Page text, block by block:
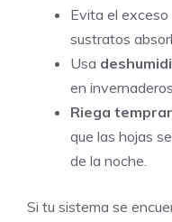
Evita el
sustratos
Usa
en
Riega
que las hojas
de la noche.
Si tu sistema se